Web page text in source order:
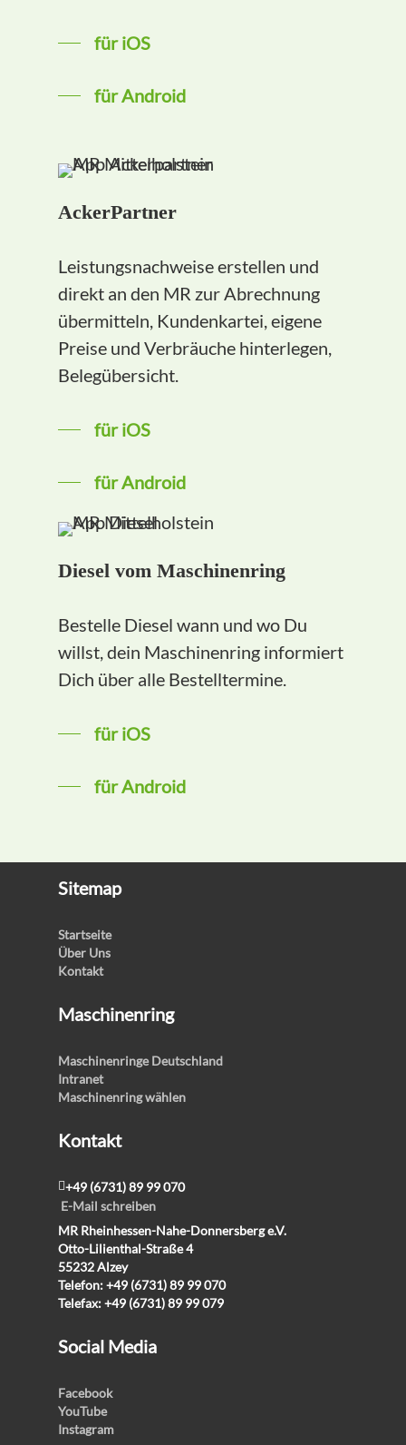
für iOS
für Android
AckerPartner
Leistungsnachweise erstellen und
direkt an den MR zur Abrechnung
übermitteln, Kundenkartei, eigene
Preise und Verbräuche hinterlegen,
Belegübersicht.
für iOS
für Android
Diesel vom Maschinenring
Bestelle Diesel wann und wo Du
willst, dein Maschinenring informiert
Dich über alle Bestelltermine.
für iOS
für Android
Sitemap
Startseite
Über Uns
Kontakt
Maschinenring
Maschinenringe Deutschland
Intranet
Maschinenring wählen
Kontakt
+49 (6731) 89 99 070
E-Mail schreiben
MR Rheinhessen-Nahe-Donnersberg e.V.
Otto-Lilienthal-Straße 4
55232 Alzey
Telefon: +49 (6731) 89 99 070
Telefax: +49 (6731) 89 99 079
Social Media
Facebook
YouTube
Instagram